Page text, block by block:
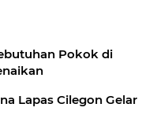
Pokok di
Lapas Cilegon Gelar